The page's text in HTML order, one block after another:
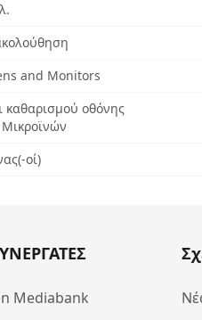
and Monitors
καθαρισμού οθόνης
οί)
Mediabank